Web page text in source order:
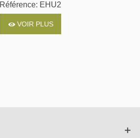
Référence: EHU2
VOIR PLUS